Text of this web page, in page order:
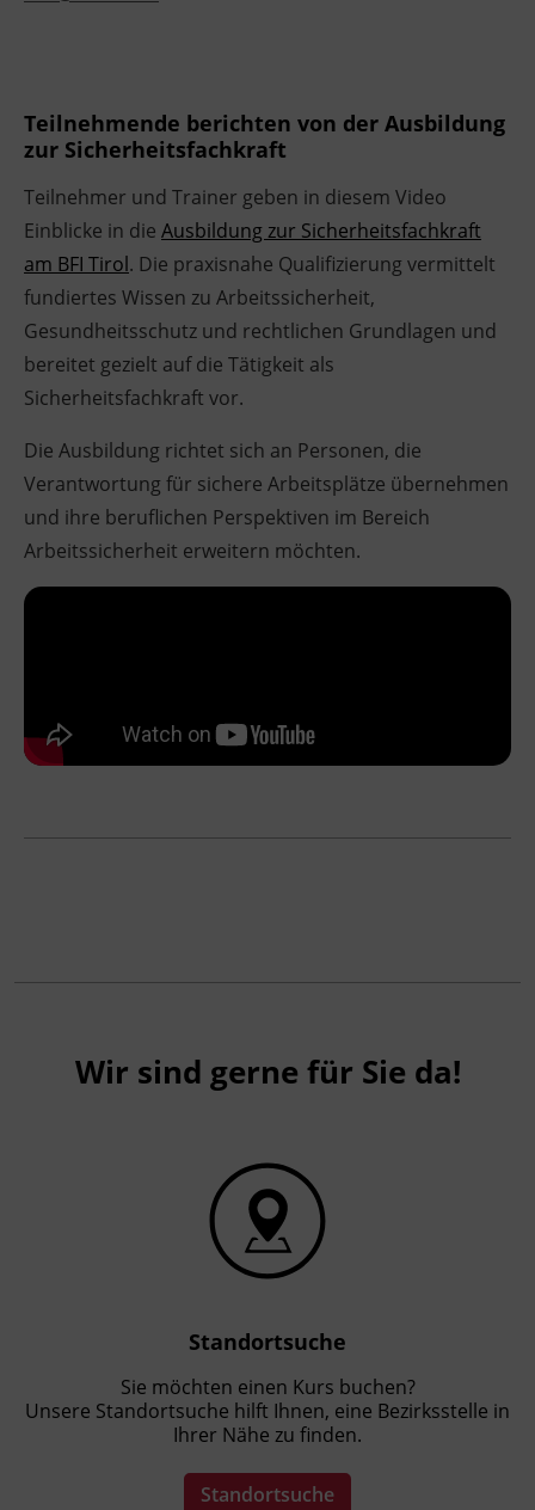
Teilnehmende berichten von der Ausbildung
zur Sicherheitsfachkraft
Teilnehmer und Trainer geben in diesem Video
Einblicke in die Ausbildung zur Sicherheitsfachkraft
am BFI Tirol. Die praxisnahe Qualifizierung vermittelt
fundiertes Wissen zu Arbeitssicherheit,
Gesundheitsschutz und rechtlichen Grundlagen und
bereitet gezielt auf die Tätigkeit als
Sicherheitsfachkraft vor.
Die Ausbildung richtet sich an Personen, die
Verantwortung für sichere Arbeitsplätze übernehmen
und ihre beruflichen Perspektiven im Bereich
Arbeitssicherheit erweitern möchten.
Wir sind gerne für Sie da!
Standortsuche
Sie möchten einen Kurs buchen?
Unsere Standortsuche hilft Ihnen, eine Bezirksstelle in
Ihrer Nähe zu finden.
Standortsuche